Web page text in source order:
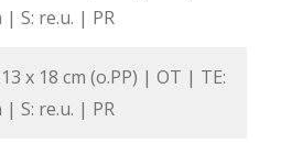
S: re.u. | PR
x 18 cm (o.PP) | OT | TE:
S: re.u. | PR